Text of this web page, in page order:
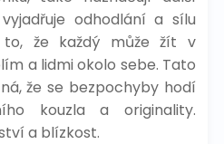
odhodlání a sílu
že každý může žít v
a lidmi okolo sebe. Tato
že se bezpochyby hodí
kouzla a originality.
a blízkost.